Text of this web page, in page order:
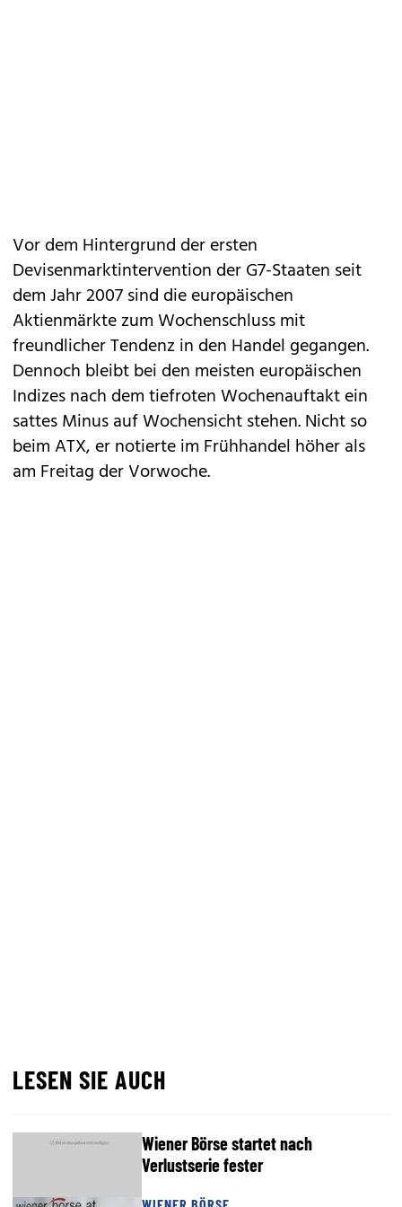
Vor dem Hintergrund der ersten
Devisenmarktintervention der G7-Staaten seit
dem Jahr 2007 sind die europäischen
Aktienmärkte zum Wochenschluss mit
freundlicher Tendenz in den Handel gegangen.
Dennoch bleibt bei den meisten europäischen
Indizes nach dem tiefroten Wochenauftakt ein
sattes Minus auf Wochensicht stehen. Nicht so
beim ATX, er notierte im Frühhandel höher als
am Freitag der Vorwoche.
LESEN SIE AUCH
Wiener Börse startet nach
Verlustserie fester